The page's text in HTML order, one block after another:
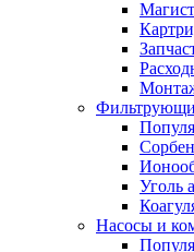
Уголь
Насосы и